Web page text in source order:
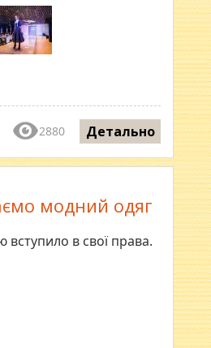
2880 Детально
модний одяг
в свої права.